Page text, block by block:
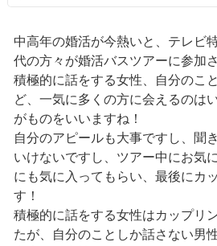
中高年の婚活が今熱いと、テレビ
代の方々が婚活バスツアーに参加
積極的に話をする女性、自分のこ
ど、一気に多くの方に会えるのは
がものをいいますね！
自分のアピールも大事ですし、聞
いけないですし、ツアー中にお気
にも気に入ってもらい、最後にカ
す！
積極的に話をする女性はカップリ
たが、自分のことしか話さない男